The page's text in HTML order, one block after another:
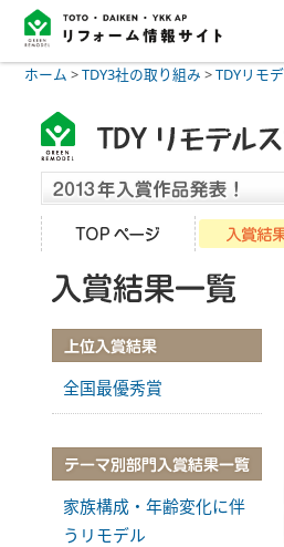
ホーム >TDY3社の取り組み >TDYリモ
全国最優秀賞
家族構成・年齢変化に伴
うリモデル